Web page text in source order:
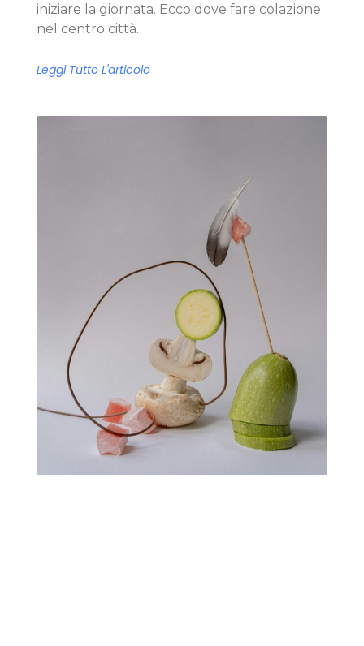
iniziare la giornata. Ecco dove fare colazione
nel centro città.
Leggi Tutto L'articolo